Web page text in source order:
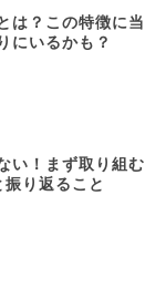
は？この特徴に当
にいるかも？
い！まず取り組む
り返ること